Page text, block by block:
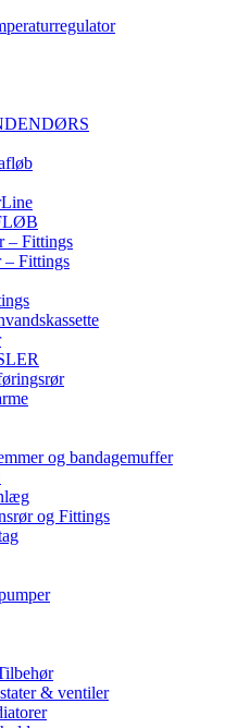
– Fittings
– Fittings
og bandagemuffer
og Fittings
& ventiler